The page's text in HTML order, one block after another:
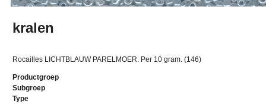
kralen
Rocailles LICHTBLAUW PARELMOER. Per 10 gram. (146)
Productgroep
Subgroep
Type